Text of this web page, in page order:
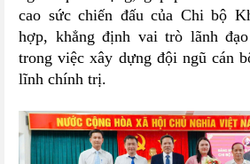
cao sức chiến đấu của Chi bộ
hợp, khẳng định vai trò lãnh
trong việc xây dựng đội ngũ cán
lĩnh chính trị.